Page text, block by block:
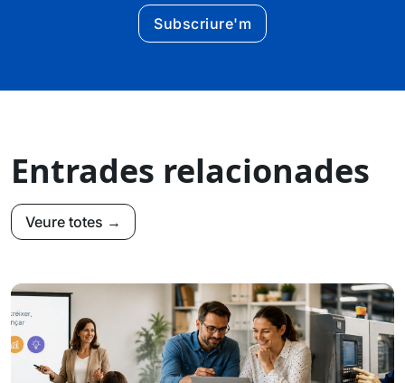
Subscriure'm
Entrades relacionades
Veure totes →